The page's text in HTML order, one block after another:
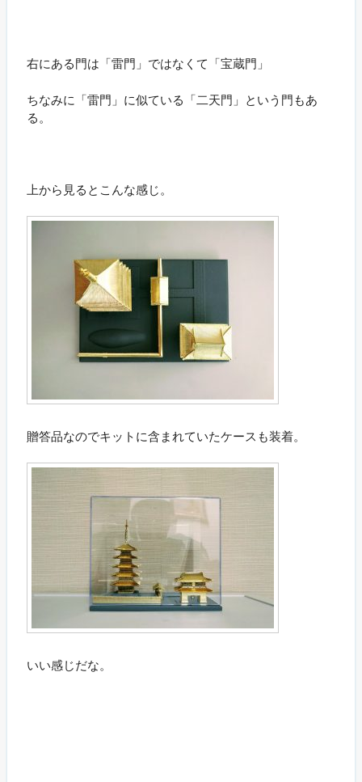
右にある門は「雷門」ではなくて「宝蔵門」
ちなみに「雷門」に似ている「二天門」という門もあ
る。
上から見るとこんな感じ。
贈答品なのでキットに含まれていたケースも装着。
いい感じだな。